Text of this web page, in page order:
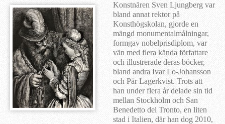
Konstnären Sven Ljungberg var
bland annat rektor på
Konsthögskolan, gjorde en
mängd monumentalmålningar,
formgav nobelprisdiplom, var
vän med flera kända författare
och illustrerade deras böcker,
bland andra Ivar Lo-Johansson
och Pär Lagerkvist. Trots att
han under flera år delade sin tid
mellan Stockholm och San
Benedetto del Tronto, en liten
stad i Italien, där han dog 2010,